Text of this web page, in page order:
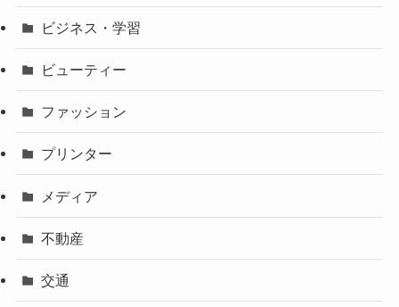
ビジネス・学習
ビューティー
ファッション
プリンター
メディア
不動産
交通